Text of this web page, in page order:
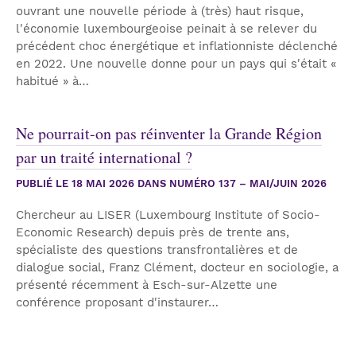
ouvrant une nouvelle période à (très) haut risque,
l'économie luxembourgeoise peinait à se relever du
précédent choc énergétique et inflationniste déclenché
en 2022. Une nouvelle donne pour un pays qui s'était «
habitué » à…
Ne pourrait-on pas réinventer la Grande Région
par un traité international ?
PUBLIÉ LE 18 MAI 2026 DANS NUMÉRO 137 – MAI/JUIN 2026
Chercheur au LISER (Luxembourg Institute of Socio-
Economic Research) depuis près de trente ans,
spécialiste des questions transfrontalières et de
dialogue social, Franz Clément, docteur en sociologie, a
présenté récemment à Esch-sur-Alzette une
conférence proposant d'instaurer…